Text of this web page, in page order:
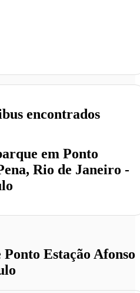
em Ponto
Rio de Janeiro -
encontrados
Estação Afonso